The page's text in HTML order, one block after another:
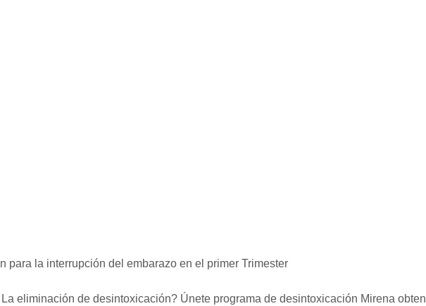
para la interrupción del embarazo en el primer Trimester
eliminación de desintoxicación? Únete programa de desintoxicación Mirena obten